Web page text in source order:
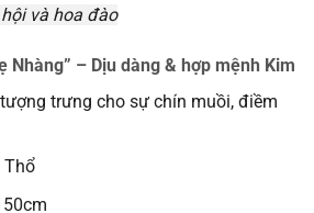
và hoa đào
Nhàng” – Dịu dàng & hợp mệnh Kim
trưng cho sự chín muồi, điềm
Thổ